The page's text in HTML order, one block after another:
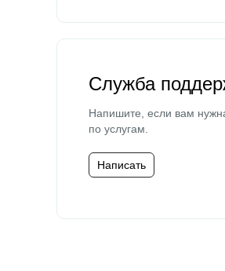
Служба
Напишите, если вам
по услугам.
Написать